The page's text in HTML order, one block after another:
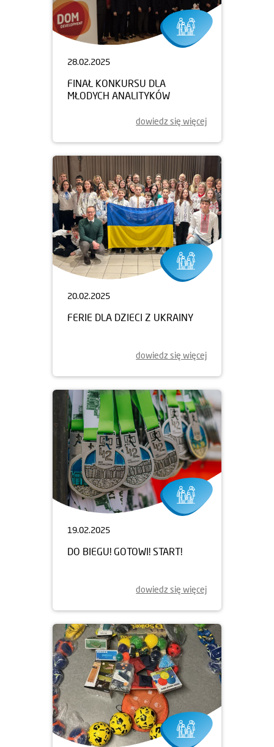
28.02.2025
FINAŁ KONKURSU DLA
MŁODYCH ANALITYKÓW
dowiedz się więcej
20.02.2025
FERIE DLA DZIECI Z UKRAINY
dowiedz się więcej
19.02.2025
DO BIEGU! GOTOWI! START!
dowiedz się więcej